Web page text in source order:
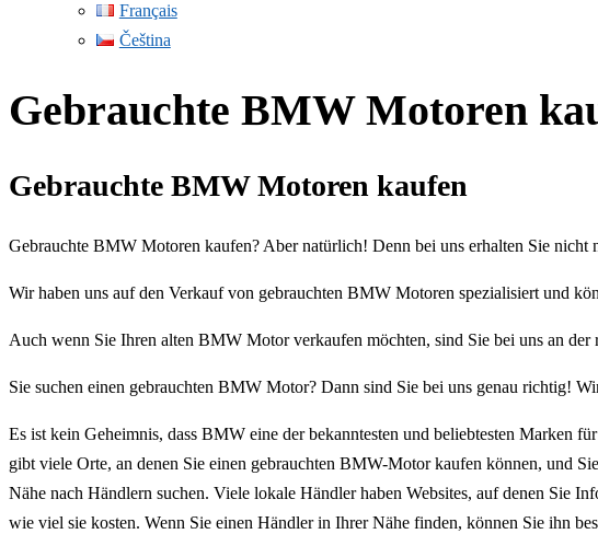
Français
Čeština
Gebrauchte BMW Motoren
Gebrauchte BMW Motoren kaufen
Gebrauchte BMW Motoren kaufen? Aber natürlich! Denn bei uns erhalten Sie
Wir haben uns auf den Verkauf von gebrauchten BMW Motoren spezialisiert und
Auch wenn Sie Ihren alten BMW Motor verkaufen möchten, sind Sie bei uns an
Sie suchen einen gebrauchten BMW Motor? Dann sind Sie bei uns genau richtig!
Es ist kein Geheimnis, dass BMW eine der bekanntesten und beliebtesten Marken
gibt viele Orte, an denen Sie einen gebrauchten BMW-Motor kaufen können, und
Nähe nach Händlern suchen. Viele lokale Händler haben Websites, auf denen Sie
wie viel sie kosten. Wenn Sie einen Händler in Ihrer Nähe finden, können Sie ihn